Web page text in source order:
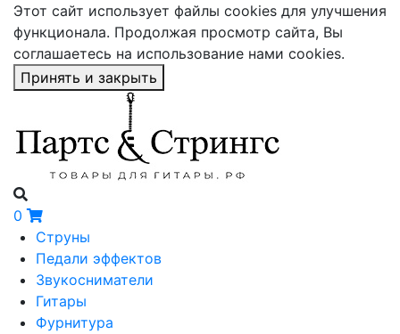
Этот сайт использует файлы cookies для улучшения
функционала. Продолжая просмотр сайта, Вы
соглашаетесь на использование нами cookies.
Принять и закрыть
0
Струны
Педали эффектов
Звукосниматели
Гитары
Фурнитура